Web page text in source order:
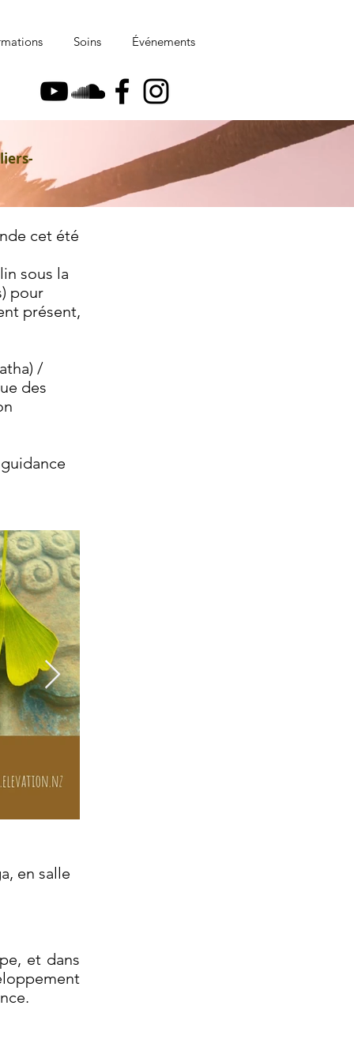
Soins Événements
cet été
sous la
pour
présent,
/
des
en salle
et dans